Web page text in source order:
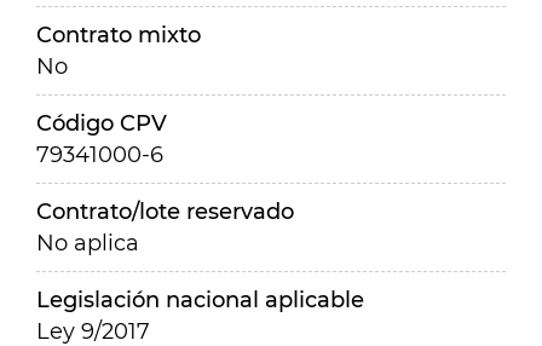
Contrato mixto
No
Código CPV
79341000-6
Contrato/lote reservado
No aplica
Legislación nacional aplicable
Ley 9/2017